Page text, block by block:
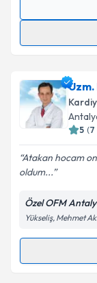
için bir
E-posta
Metni
Uzm.
5 (7
Atakan hocam
oldum...
Özel OFM
Yükseliş, Mehmet